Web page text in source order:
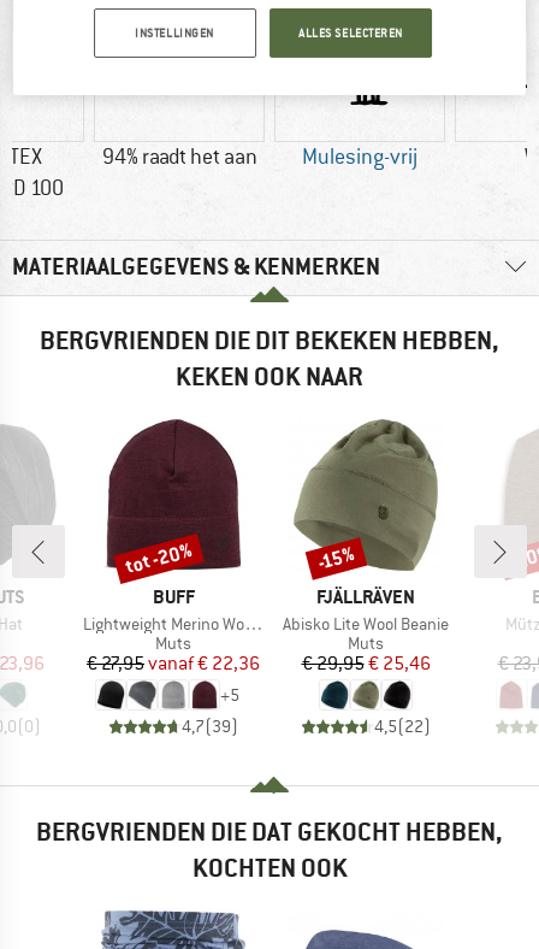
TEX
100
94% raadt het aan Mulesing-vrij
MATERIAALGEGEVENS & KENMERKEN
BERGVRIENDEN DIE DIT BEKEKEN HEBBEN,
KEKEN OOK NAAR
prijs
(0)
MERK
BUFF
Artikel
Lightweight Merino Wool Hat
Productgroep
Muts
Prijs
€ 27,95 Verlaagde prijs
vanaf€ 22,36
+5
4,7(39)
Korting
tot -20%
MERK
FJÄLLRÄVEN
Artikel
Abisko Lite Wool Beanie
Productgroep
Muts
Prijs
€ 29,95Verlaagde prijs
€ 25,46
4,5(22)
Korting
-15%
€
-
BERGVRIENDEN DIE DAT GEKOCHT HEBBEN,
KOCHTEN OOK
INSTELLINGEN ALLES SELECTEREN